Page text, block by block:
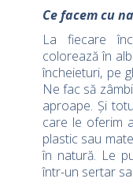
Ce facem cu
La fiecare
colorează în
încheieturi, pe
Ne fac să
aproape. Și
care le oferim
plastic sau
în natură. Le
într-un sertar